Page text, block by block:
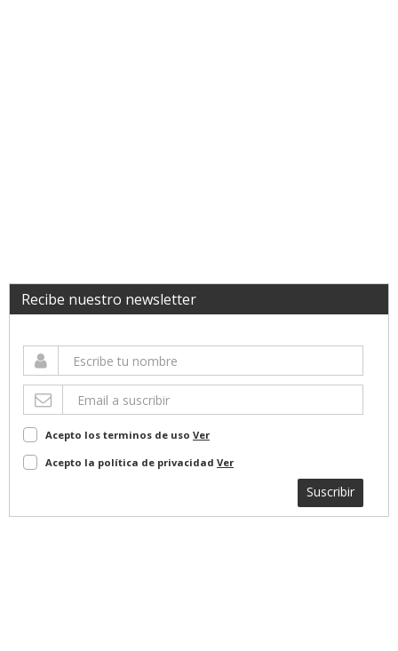
Recibe nuestro newsletter
Acepto los terminos de uso Ver
Acepto la política de privacidad Ver
Suscribir